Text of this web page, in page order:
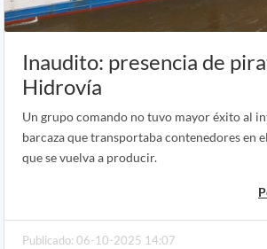
Inaudito: presencia de
Hidrovía
Un grupo comando no tuvo mayor éxito al
barcaza que transportaba contenedores en
que se vuelva a producir.
Publicado: 06-10-2025 14:07